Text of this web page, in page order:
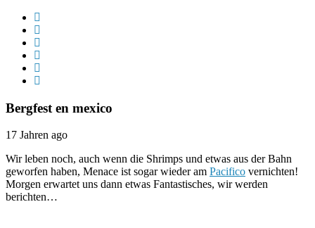
Bergfest en mexico
17 Jahren ago
Wir leben noch, auch wenn die Shrimps und etwas aus der Bahn
geworfen haben, Menace ist sogar wieder am Pacifico vernichten!
Morgen erwartet uns dann etwas Fantastisches, wir werden
berichten…